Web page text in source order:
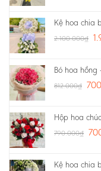
Kệ hoa chia
2.100.000₫
Bó hoa hồng
812.000₫
Hộp hoa
790.000₫
Kệ hoa chia